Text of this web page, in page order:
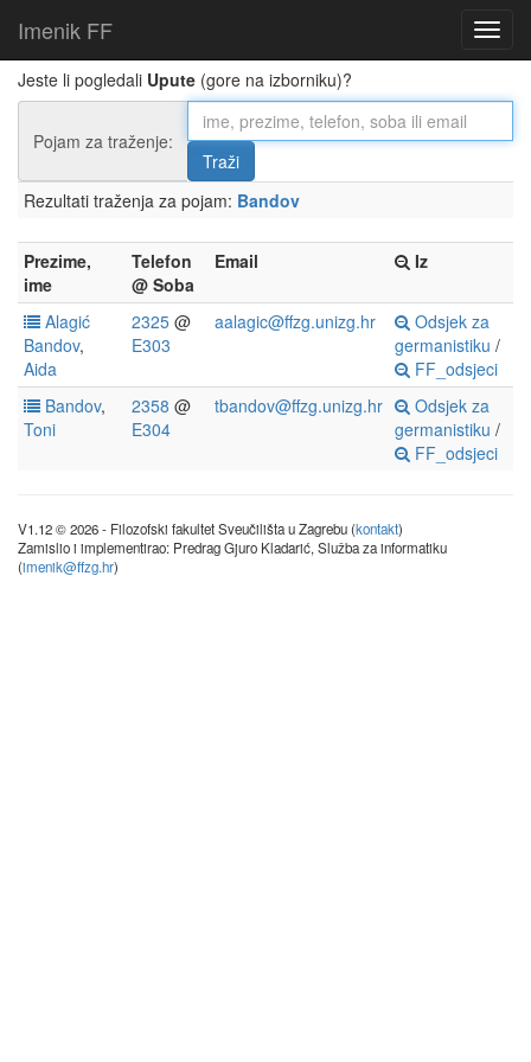
Imenik FF
Jeste li pogledali Upute (gore na izborniku)?
Pojam za traženje:
Rezultati traženja za pojam: Bandov
Prezime,
ime
Telefon
@ Soba
Email Iz
Alagić
Bandov,
Aida
2325 @
E303
aalagic@ffzg.unizg.hr
Odsjek za
germanistiku /
FF_odsjeci
Bandov,
Toni
2358 @
E304
tbandov@ffzg.unizg.hr
Odsjek za
germanistiku /
FF_odsjeci
V1.12 © 2026 - Filozofski fakultet Sveučilišta u Zagrebu (kontakt)
Zamislio i implementirao: Predrag Gjuro Kladarić, Služba za informatiku
(imenik@ffzg.hr)